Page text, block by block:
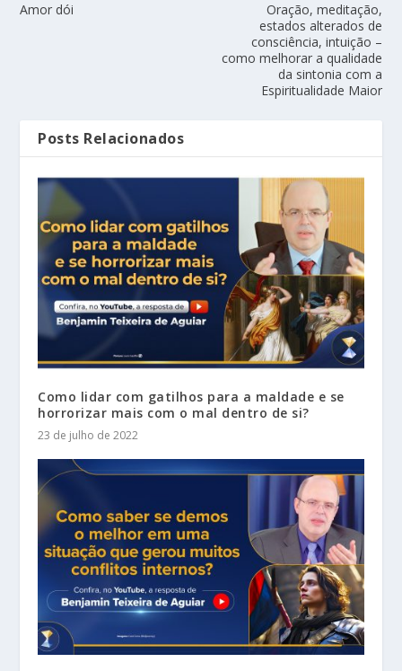
Amor dói
Oração, meditação,
estados alterados de
consciência, intuição –
como melhorar a qualidade
da sintonia com a
Espiritualidade Maior
Posts Relacionados
Como lidar com gatilhos para a maldade e se
horrorizar mais com o mal dentro de si?
23 de julho de 2022